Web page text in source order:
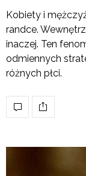
Kobiety i
randce.
inaczej. Ten
odmiennych
różnych płci.